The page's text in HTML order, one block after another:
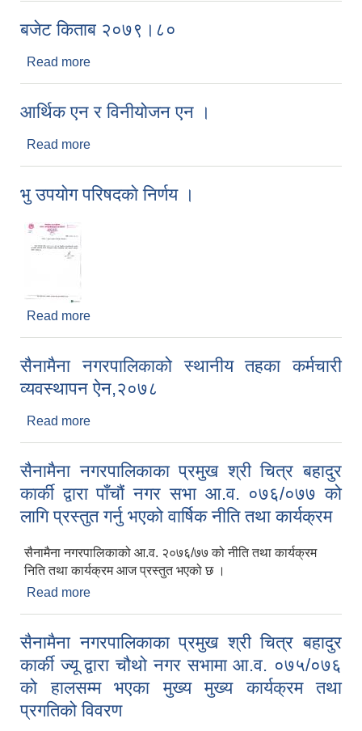
बजेट किताब २०७९।८०
Read more
आर्थिक एन र विनीयोजन एन ।
Read more
भु उपयाेग परिषदकाे निर्णय ।
Read more
सैनामैना नगरपालिकाको स्थानीय तहका कर्मचारी
व्यवस्थापन ऐन,२०७८
Read more
सैनामैना नगरपालिकाका प्रमुख श्री चित्र बहादुर
कार्की द्वारा पाँचौं नगर सभा आ.व. ०७६/०७७ को
लागि प्रस्तुत गर्नु भएको वार्षिक नीति तथा कार्यक्रम
सैनामैना नगरपालिकाको आ.व. २०७६/७७ को नीति तथा कार्यक्रम
निति तथा कार्यक्रम आज प्रस्तुत भएको छ ।
Read more
सैनामैना नगरपालिकाका प्रमुख श्री चित्र बहादुर
कार्की ज्यू द्वारा चौथो नगर सभामा आ.व. ०७५/०७६
को हालसम्म भएका मुख्य मुख्य कार्यक्रम तथा
प्रगतिको विवरण